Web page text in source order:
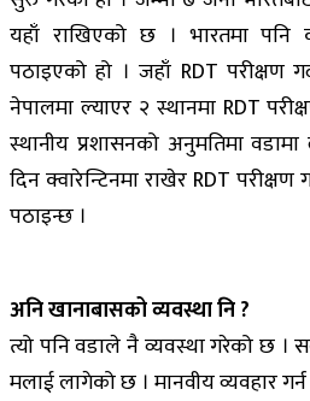
यहाँ राखिएको छ । भारतमा पनि
पठाइएको हो । जहाँ RDT परीक्षण
नेपालमा ल्याएर २ स्थानमा RDT
स्थानीय प्रशासनको अनुमतिमा
दिन क्वारेन्टिनमा राखेर RDT
पठाइन्छ ।
अनि खानाबासको व्यवस्था नि ?
त्यो पनि वडाले नै व्यवस्था गरेको छ ।
मलाई लागेको छ । मानवीय व्यवहार गर्न